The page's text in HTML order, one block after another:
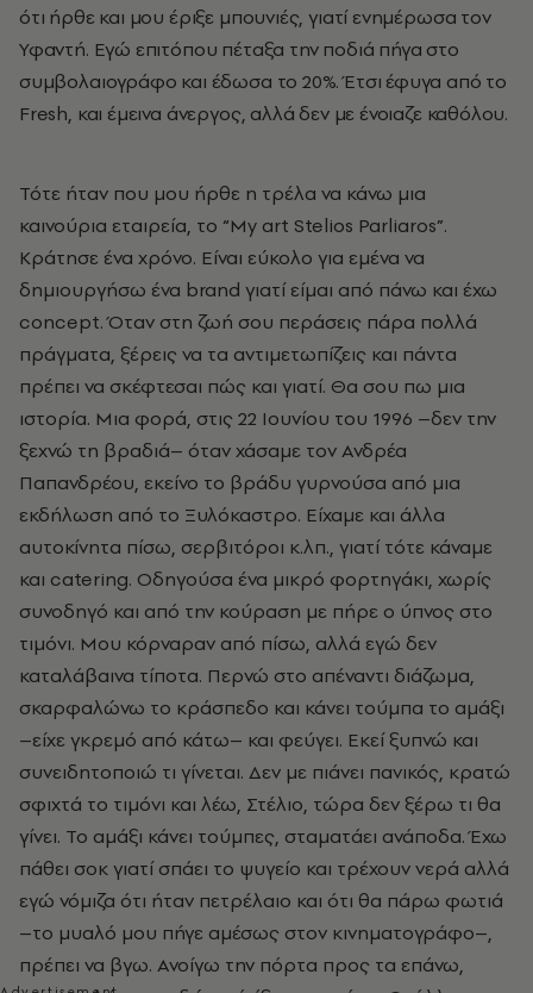
ότι ήρθε και μου έριξε μπουνιές, γιατί ενημέρωσα τον
Υφαντή. Εγώ επιτόπου πέταξα την ποδιά πήγα στο
συμβολαιογράφο και έδωσα το 20%. Έτσι έφυγα από το
Fresh, και έμεινα άνεργος, αλλά δεν με ένοιαζε καθόλου.
Τότε ήταν που μου ήρθε η τρέλα να κάνω μια
καινούρια εταιρεία, το “My art Stelios Parliaros”.
Κράτησε ένα χρόνο. Είναι εύκολο για εμένα να
δημιουργήσω ένα brand γιατί είμαι από πάνω και έχω
concept. Όταν στη ζωή σου περάσεις πάρα πολλά
πράγματα, ξέρεις να τα αντιμετωπίζεις και πάντα
πρέπει να σκέφτεσαι πώς και γιατί. Θα σου πω μια
ιστορία. Μια φορά, στις 22 Ιουνίου του 1996 –δεν την
ξεχνώ τη βραδιά– όταν χάσαμε τον Ανδρέα
Παπανδρέου, εκείνο το βράδυ γυρνούσα από μια
εκδήλωση από το Ξυλόκαστρο. Είχαμε και άλλα
αυτοκίνητα πίσω, σερβιτόροι κ.λπ., γιατί τότε κάναμε
και catering. Οδηγούσα ένα μικρό φορτηγάκι, χωρίς
συνοδηγό και από την κούραση με πήρε ο ύπνος στο
τιμόνι. Μου κόρναραν από πίσω, αλλά εγώ δεν
καταλάβαινα τίποτα. Περνώ στο απέναντι διάζωμα,
σκαρφαλώνω το κράσπεδο και κάνει τούμπα το αμάξι
–είχε γκρεμό από κάτω– και φεύγει. Εκεί ξυπνώ και
συνειδητοποιώ τι γίνεται. Δεν με πιάνει πανικός, κρατώ
σφιχτά το τιμόνι και λέω, Στέλιο, τώρα δεν ξέρω τι θα
γίνει. Το αμάξι κάνει τούμπες, σταματάει ανάποδα. Έχω
πάθει σοκ γιατί σπάει το ψυγείο και τρέχουν νερά αλλά
εγώ νόμιζα ότι ήταν πετρέλαιο και ότι θα πάρω φωτιά
–το μυαλό μου πήγε αμέσως στον κινηματογράφο–,
πρέπει να βγω. Ανοίγω την πόρτα προς τα επάνω,